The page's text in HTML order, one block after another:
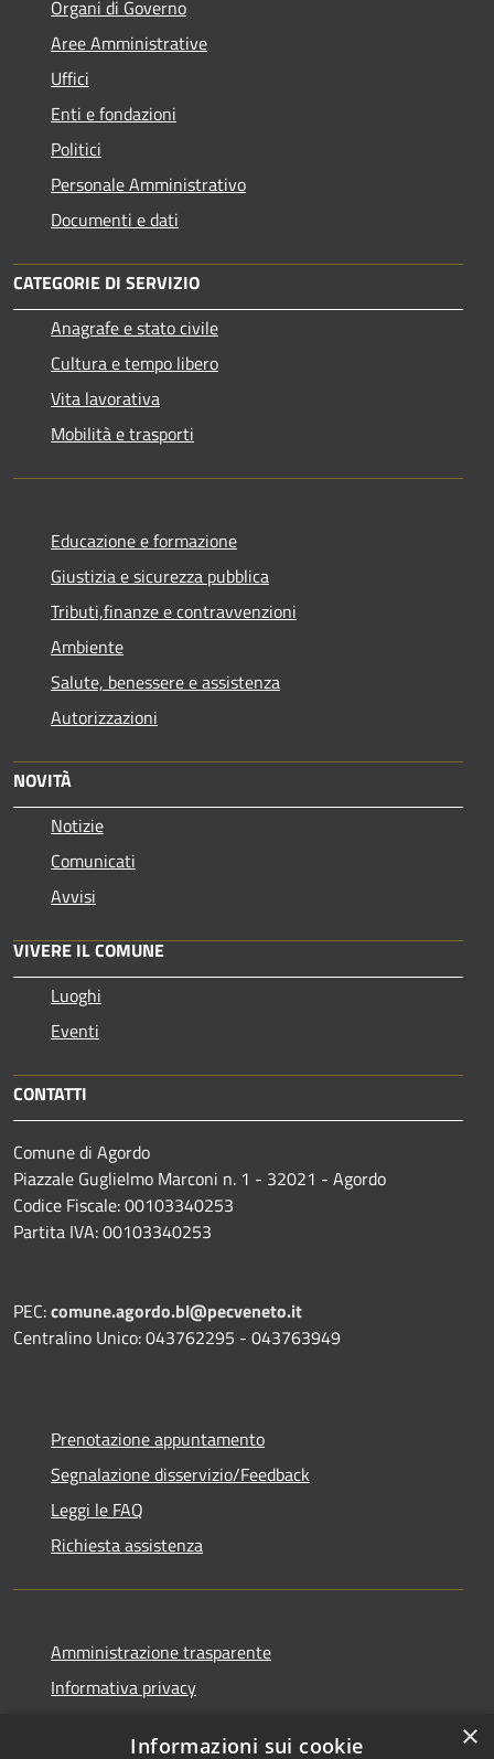
Organi di Governo
Aree Amministrative
Uffici
Enti e fondazioni
Politici
Personale Amministrativo
Documenti e dati
CATEGORIE DI SERVIZIO
Anagrafe e stato civile
Cultura e tempo libero
Vita lavorativa
Mobilità e trasporti
Educazione e formazione
Giustizia e sicurezza pubblica
Tributi,finanze e contravvenzioni
Ambiente
Salute, benessere e assistenza
Autorizzazioni
NOVITÀ
Notizie
Comunicati
Avvisi
VIVERE IL COMUNE
Luoghi
Eventi
CONTATTI
Comune di Agordo
Piazzale Guglielmo Marconi n. 1 - 32021 - Agordo
Codice Fiscale: 00103340253
Partita IVA: 00103340253
PEC:comune.agordo.bl@pecveneto.it
Centralino Unico: 043762295 - 043763949
Prenotazione appuntamento
Segnalazione disservizio/Feedback
Leggi le FAQ
Richiesta assistenza
Amministrazione trasparente
Informativa privacy
×
Informazioni sui cookie